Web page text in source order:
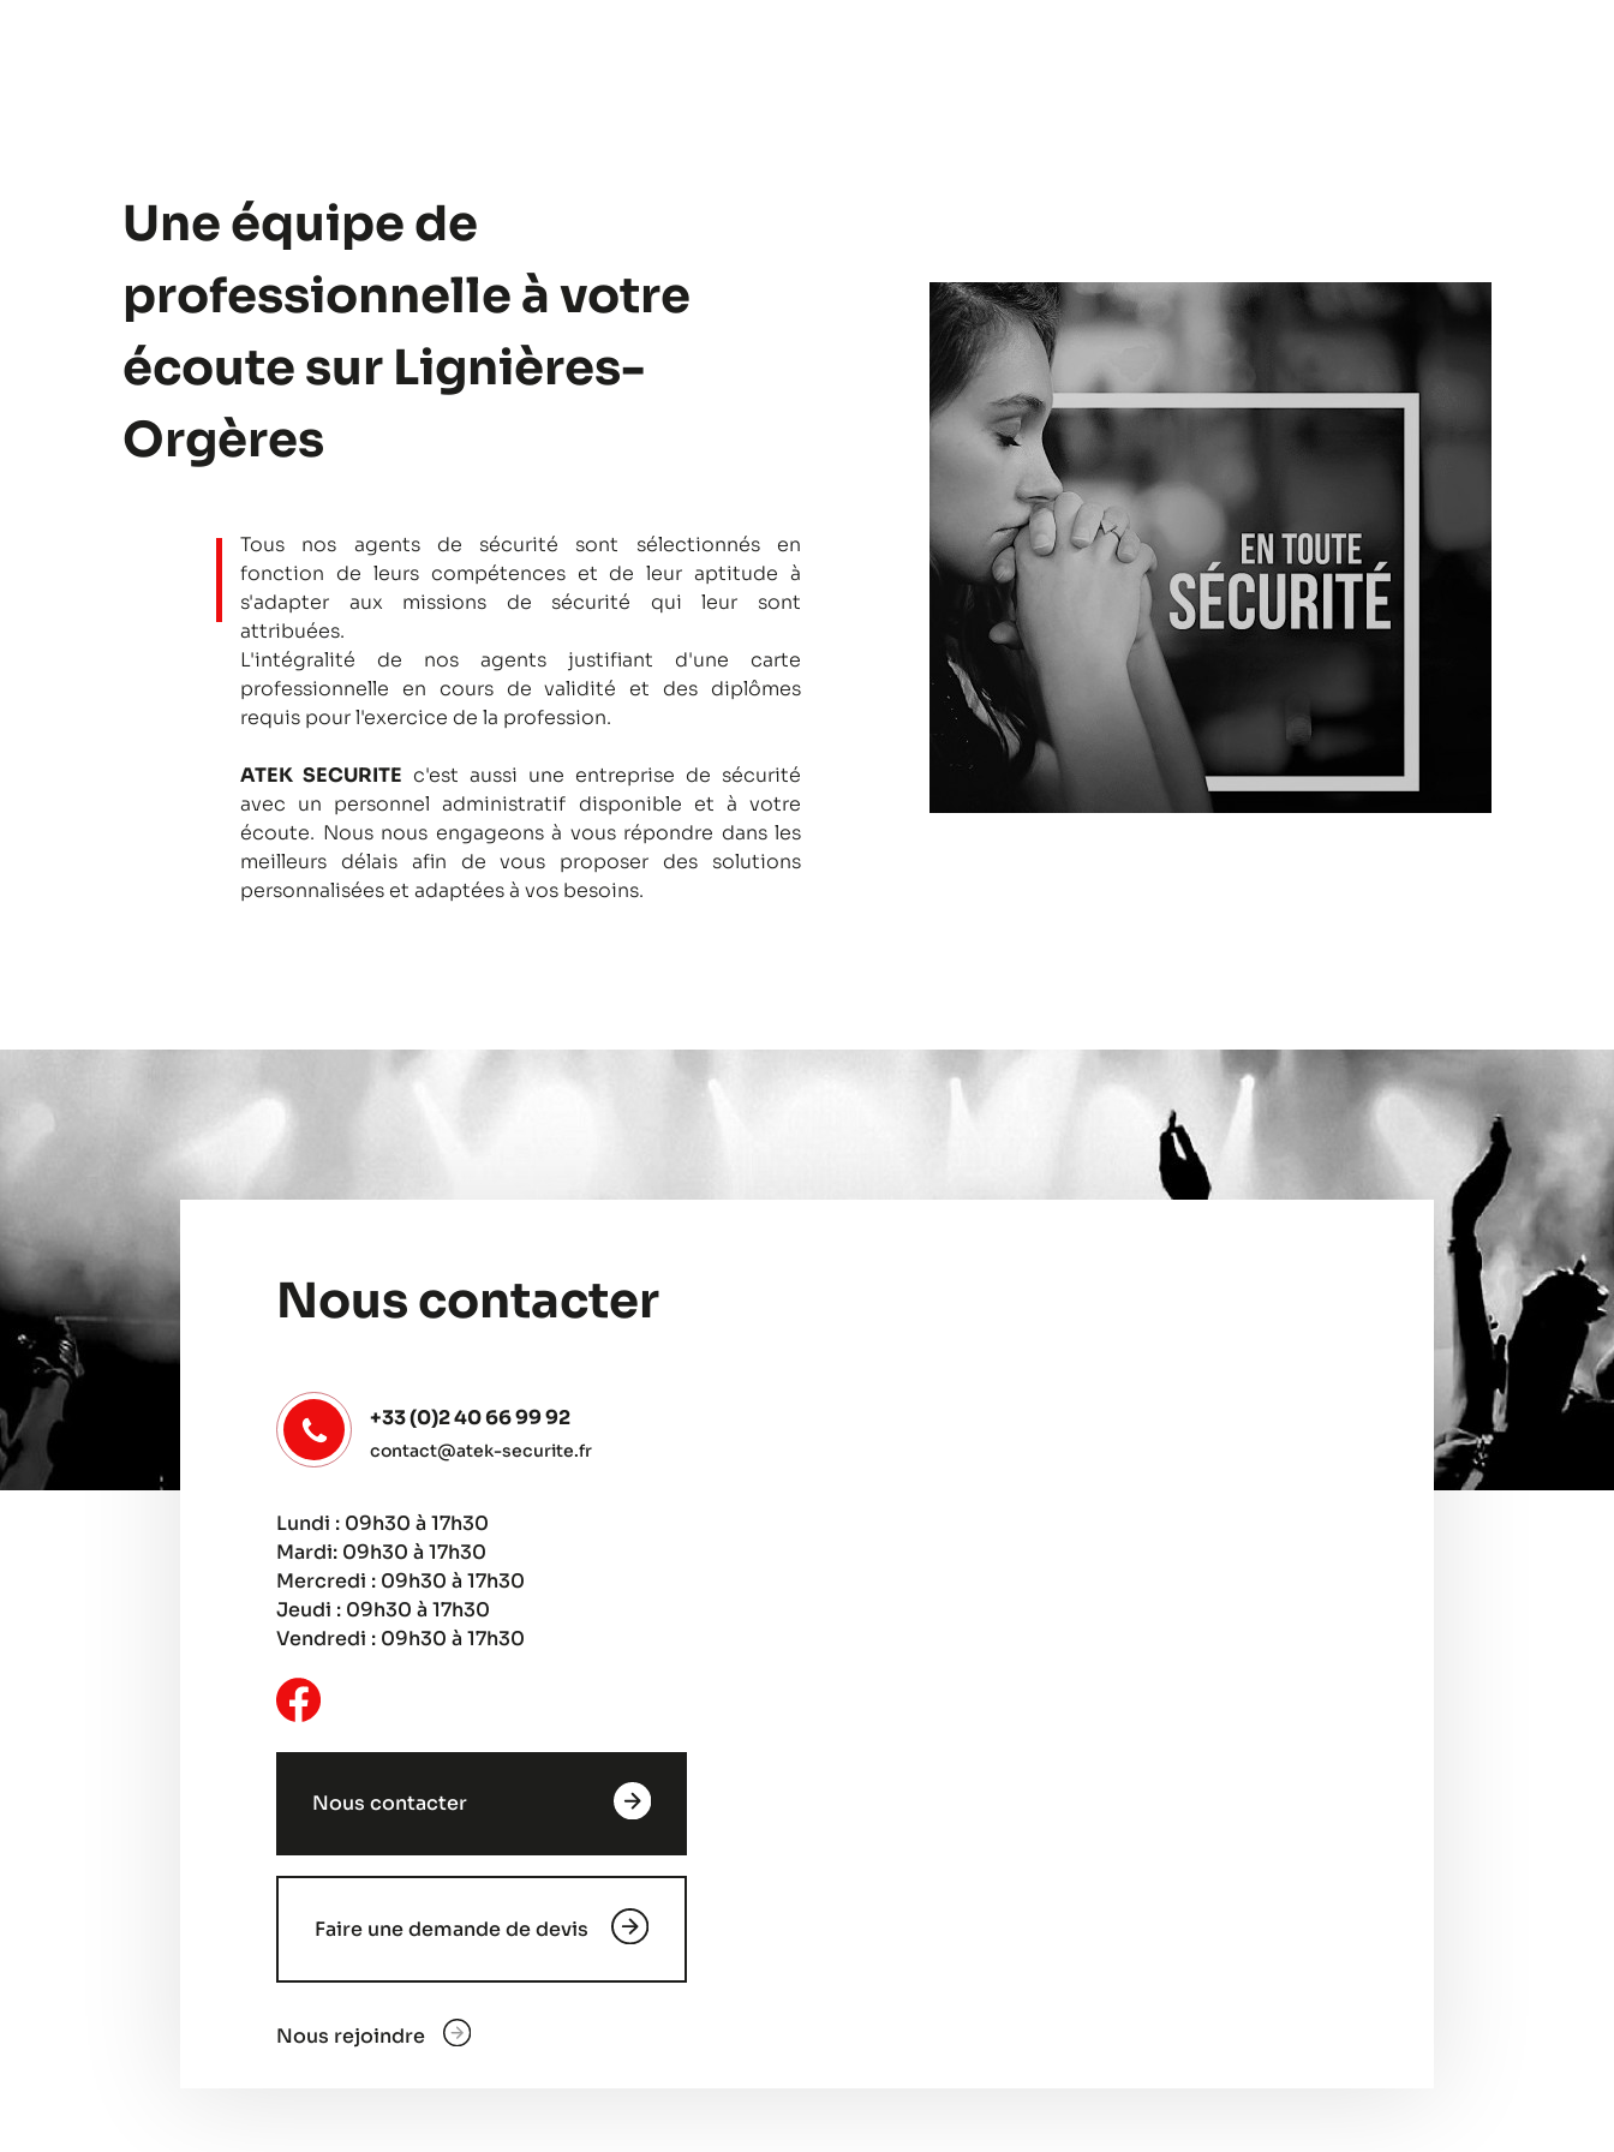
Une équipe de
professionnelle à votre
écoute sur Lignières-
Orgères
Tous nos agents de sécurité sont sélectionnés en
fonction de leurs compétences et de leur aptitude à
s'adapter aux missions de sécurité qui leur sont
attribuées.
L'intégralité de nos agents justifiant d'une carte
professionnelle en cours de validité et des diplômes
requis pour l'exercice de la profession.
ATEK SECURITE c'est aussi une entreprise de sécurité
avec un personnel administratif disponible et à votre
écoute. Nous nous engageons à vous répondre dans les
meilleurs délais afin de vous proposer des solutions
personnalisées et adaptées à vos besoins.
Nous contacter
+33 (0)2 40 66 99 92
contact@atek-securite.fr
Lundi : 09h30 à 17h30
Mardi: 09h30 à 17h30
Mercredi : 09h30 à 17h30
Jeudi : 09h30 à 17h30
Vendredi : 09h30 à 17h30
Nous contacter
Faire une demande de devis
Nous rejoindre